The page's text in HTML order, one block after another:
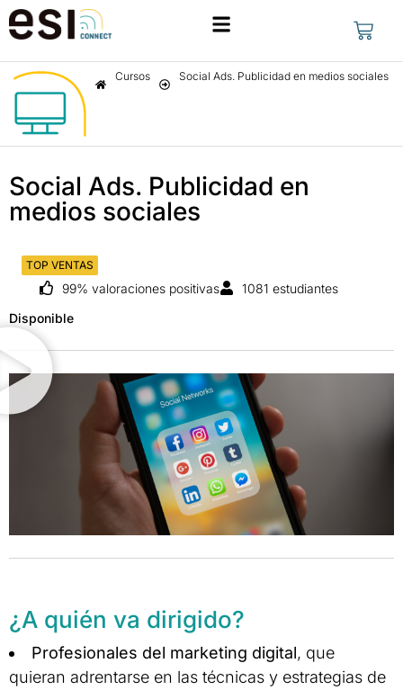
Cursos Social Ads. Publicidad en medios sociales
Social Ads. Publicidad en
medios sociales
TOP VENTAS
99% valoraciones positivas
1081 estudiantes
Disponible
¿A quién va dirigido?
Profesionales del marketing digital, que
quieran adrentarse en las técnicas y estrategias de